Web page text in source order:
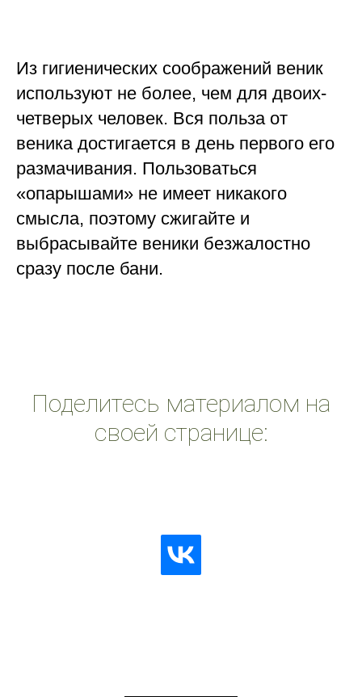
Из гигиенических соображений веник
используют не более, чем для двоих-
четверых человек. Вся польза от
веника достигается в день первого его
размачивания. Пользоваться
«опарышами» не имеет никакого
смысла, поэтому сжигайте и
выбрасывайте веники безжалостно
сразу после бани.
Поделитесь материалом на
своей странице: